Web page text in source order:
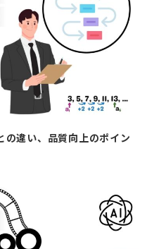
の違い、品質向上のポイン